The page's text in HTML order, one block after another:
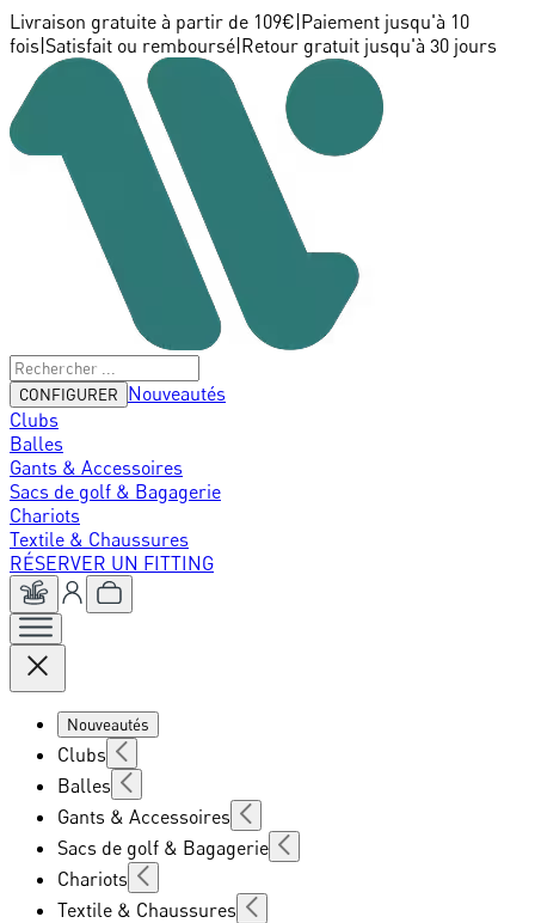
Livraison gratuite à partir de 109€ Paiement jusqu'à 10
fois Satisfait ou remboursé Retour gratuit jusqu'à 30 jours
CONFIGURER
Nouveautés
Clubs
Balles
Gants & Accessoires
Sacs de golf & Bagagerie
Chariots
Textile & Chaussures
RÉSERVER UN FITTING
Nouveautés
Clubs
Balles
Gants & Accessoires
Sacs de golf & Bagagerie
Chariots
Textile & Chaussures